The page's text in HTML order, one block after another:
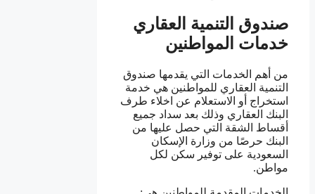
صندوق التنمية العقاري
خدمات المواطنين
من أهم الخدمات التي يقدمها صندوق
التنمية العقاري للمواطنين هي خدمة
استخراج أو الاستعلام عن اخلاء طرف
البنك العقاري وذلك بعد سداد جميع
أقساط الشقة التي حصل عليها من
البنك حرصًا من وزارة الإسكان
السعودية على توفير سكن لكل
مواطن.